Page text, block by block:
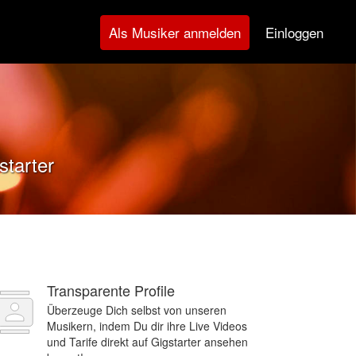
Als Musiker anmelden Einloggen
Transparente Profile
Überzeuge Dich selbst von unseren
Musikern, indem Du dir ihre Live Videos
und Tarife direkt auf Gigstarter ansehen